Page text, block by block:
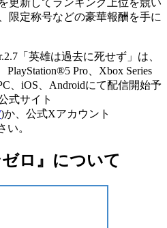
更新してランキング上位を競い
限定称号などの豪華報酬を手に
「英雄は過去に死せず」は、
Pro、Xbox Series
、iOS、Androidにて配信開始予
式サイト
)か、公式Xアカウント
い。
ロ』について